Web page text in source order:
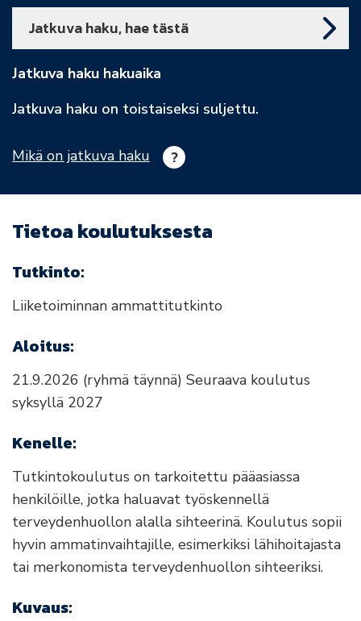
Jatkuva haku, hae tästä
Jatkuva haku hakuaika
Jatkuva haku on toistaiseksi suljettu.
Mikä on jatkuva haku
Tietoa koulutuksesta
Tutkinto:
Liiketoiminnan ammattitutkinto
Aloitus:
21.9.2026 (ryhmä täynnä) Seuraava koulutus
syksyllä 2027
Kenelle:
Tutkintokoulutus on tarkoitettu pääasiassa
henkilöille, jotka haluavat työskennellä
terveydenhuollon alalla sihteerinä. Koulutus sopii
hyvin ammatinvaihtajille, esimerkiksi lähihoitajasta
tai merkonomista terveydenhuollon sihteeriksi.
Kuvaus: